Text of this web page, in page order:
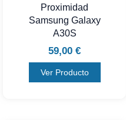
Proximidad
Samsung Galaxy
A30S
59,00 €
Ver Producto